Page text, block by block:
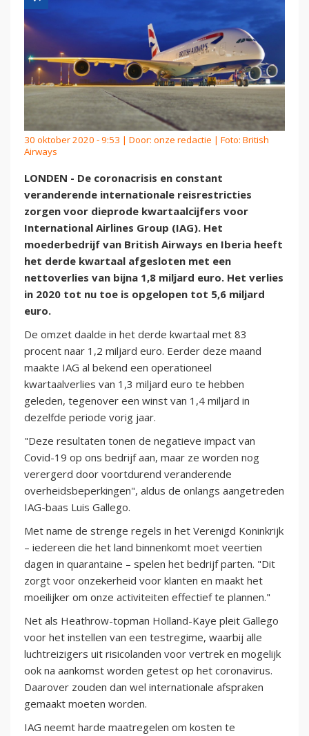
30 oktober 2020 - 9:53 | Door: onze redactie | Foto: British
Airways
LONDEN - De coronacrisis en constant
veranderende internationale reisrestricties
zorgen voor dieprode kwartaalcijfers voor
International Airlines Group (IAG). Het
moederbedrijf van British Airways en Iberia heeft
het derde kwartaal afgesloten met een
nettoverlies van bijna 1,8 miljard euro. Het verlies
in 2020 tot nu toe is opgelopen tot 5,6 miljard
euro.
De omzet daalde in het derde kwartaal met 83
procent naar 1,2 miljard euro. Eerder deze maand
maakte IAG al bekend een operationeel
kwartaalverlies van 1,3 miljard euro te hebben
geleden, tegenover een winst van 1,4 miljard in
dezelfde periode vorig jaar.
"Deze resultaten tonen de negatieve impact van
Covid-19 op ons bedrijf aan, maar ze worden nog
verergerd door voortdurend veranderende
overheidsbeperkingen", aldus de onlangs aangetreden
IAG-baas Luis Gallego.
Met name de strenge regels in het Verenigd Koninkrijk
– iedereen die het land binnenkomt moet veertien
dagen in quarantaine – spelen het bedrijf parten. "Dit
zorgt voor onzekerheid voor klanten en maakt het
moeilijker om onze activiteiten effectief te plannen."
Net als Heathrow-topman Holland-Kaye pleit Gallego
voor het instellen van een testregime, waarbij alle
luchtreizigers uit risicolanden voor vertrek en mogelijk
ook na aankomst worden getest op het coronavirus.
Daarover zouden dan wel internationale afspraken
gemaakt moeten worden.
IAG neemt harde maatregelen om kosten te